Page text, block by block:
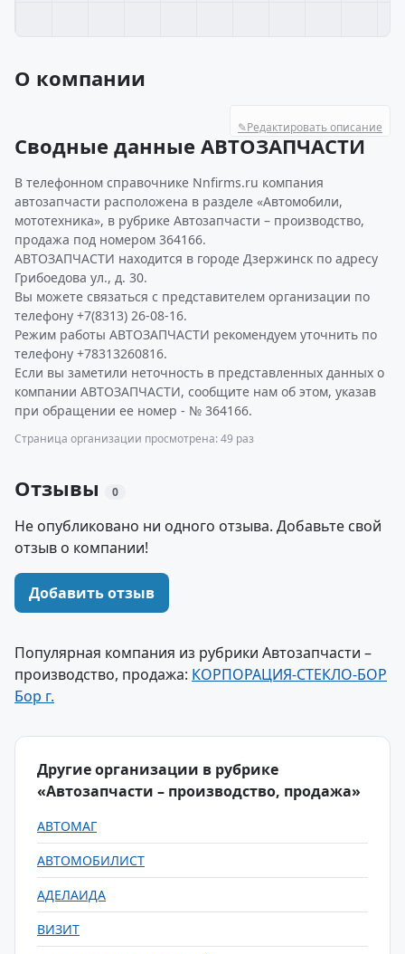
О компании
✎Редактировать описание
Сводные данные АВТОЗАПЧАСТИ
В телефонном справочнике Nnfirms.ru компания
автозапчасти расположена в разделе «Автомобили,
мототехника», в рубрике Автозапчасти – производство,
продажа под номером 364166.
АВТОЗАПЧАСТИ находится в городе Дзержинск по адресу
Грибоедова ул., д. 30.
Вы можете связаться с представителем организации по
телефону +7(8313) 26-08-16.
Режим работы АВТОЗАПЧАСТИ рекомендуем уточнить по
телефону +78313260816.
Если вы заметили неточность в представленных данных о
компании АВТОЗАПЧАСТИ, сообщите нам об этом, указав
при обращении ее номер - № 364166.
Страница организации просмотрена: 49 раз
Отзывы 0
Не опубликовано ни одного отзыва. Добавьте свой
отзыв о компании!
Добавить отзыв
Популярная компания из рубрики Автозапчасти –
производство, продажа: КОРПОРАЦИЯ-СТЕКЛО-БОР
Бор г.
Другие организации в рубрике
«Автозапчасти – производство, продажа»
АВТОМАГ
АВТОМОБИЛИСТ
АДЕЛАИДА
ВИЗИТ